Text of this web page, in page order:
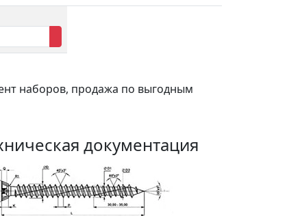
наборов, продажа по выгодным
документация